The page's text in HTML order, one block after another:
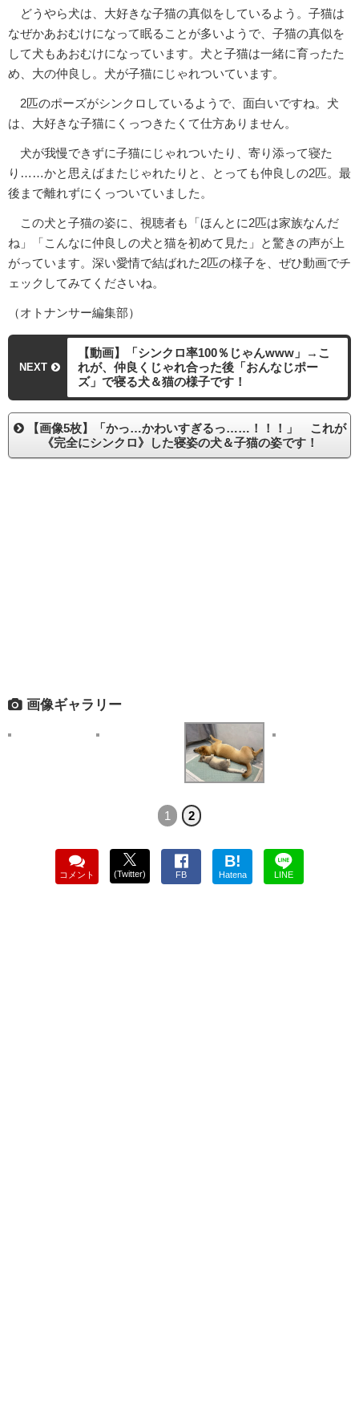
どうやら犬は、大好きな子猫の真似をしているよう。子猫は
なぜかあおむけになって眠ることが多いようで、子猫の真似を
して犬もあおむけになっています。犬と子猫は一緒に育ったた
め、大の仲良し。犬が子猫にじゃれついています。
2匹のポーズがシンクロしているようで、面白いですね。犬
は、大好きな子猫にくっつきたくて仕方ありません。
犬が我慢できずに子猫にじゃれついたり、寄り添って寝た
り……かと思えばまたじゃれたりと、とっても仲良しの2匹。最
後まで離れずにくっついていました。
この犬と子猫の姿に、視聴者も「ほんとに2匹は家族なんだ
ね」「こんなに仲良しの犬と猫を初めて見た」と驚きの声が上
がっています。深い愛情で結ばれた2匹の様子を、ぜひ動画でチ
ェックしてみてくださいね。
（オトナンサー編集部）
NEXT
【動画】「シンクロ率100％じゃんwww」→こ
れが、仲良くじゃれ合った後「おんなじポー
ズ」で寝る犬＆猫の様子です！
【画像5枚】「かっ…かわいすぎるっ……！！！」 これが
《完全にシンクロ》した寝姿の犬＆子猫の姿です！
画像ギャラリー
1 2
コメント (Twitter) FB
B!
Hatena LINE